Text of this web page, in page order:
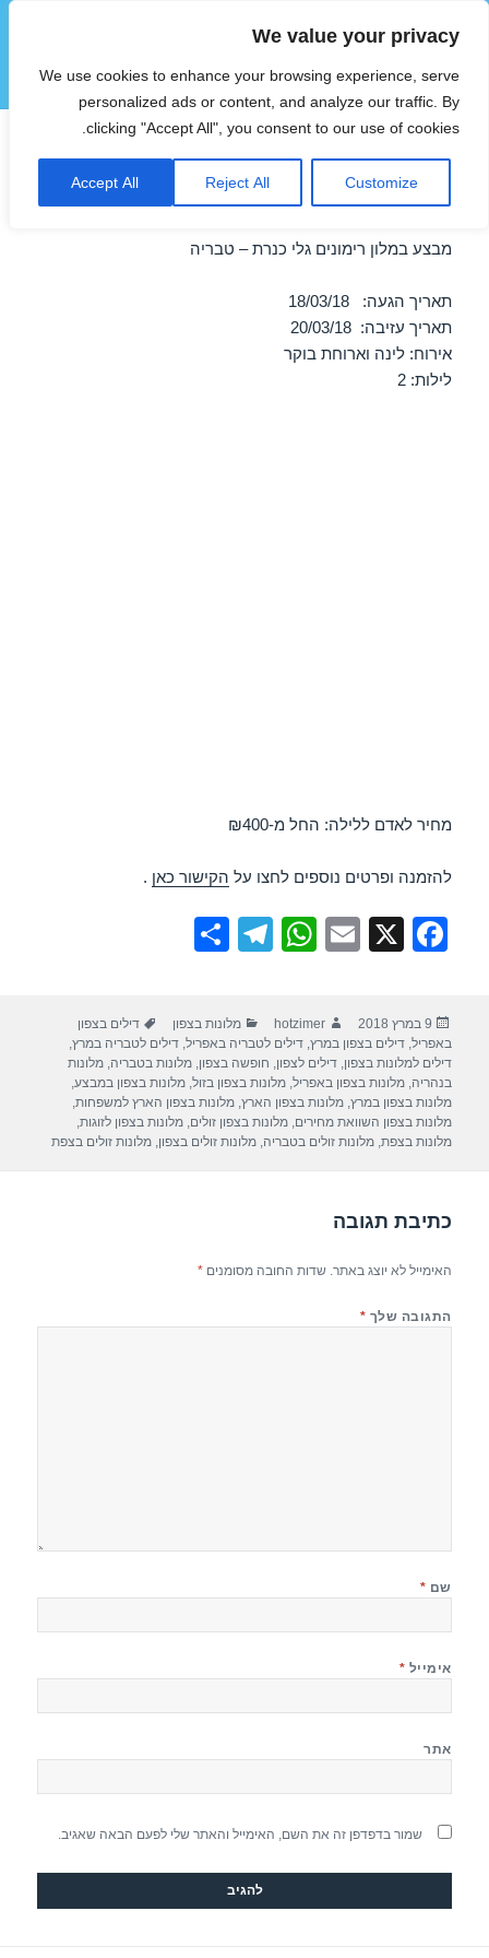
We value your privacy
We use cookies to enhance your browsing experience, serve
personalized ads or content, and analyze our traffic. By
clicking "Accept All", you consent to our use of cookies.
Customize
Reject All
Accept All
הוטצימר
תפריטים
ווידג'טים
חופשה במלון רימונים גלי כנרת –
טבריה 18/03/2018
מבצע במלון רימונים גלי כנרת – טבריה
תאריך הגעה: 18/03/18
תאריך עזיבה: 20/03/18
אירוח: לינה וארוחת בוקר
לילות: 2
מחיר לאדם ללילה: החל מ-₪400
להזמנה ופרטים נוספים לחצו על הקישור כאן .
F
e
b
o
o
X
E
W
s
A
p
p
T
gr
a
m
e
פורסם
בתאריך
9 במרץ 2018 מחבר
hotzimer קטגוריות
מלונות בצפון תגיות
דילים בצפון
באפריל,דילים בצפון במרץ,דילים לטבריה באפריל,דילים לטבריה במרץ,
דילים למלונות בצפון,דילים לצפון, חופשה בצפון,מלונות בטבריה,מלונות
בנהריה,מלונות בצפון באפריל,מלונות בצפון בזול,מלונות בצפון במבצע,
מלונות בצפון במרץ,מלונות בצפון הארץ,מלונות בצפון הארץ למשפחות,
מלונות בצפון השוואת מחירים,מלונות בצפון זולים,מלונות בצפון לזוגות,
מלונות בצפת,מלונות זולים בטבריה,מלונות זולים בצפון,מלונות זולים בצפת
כתיבת תגובה
האימייל לא יוצג באתר. שדות החובה מסומנים*
התגובה שלך *
שם *
אימייל *
אתר
שמור בדפדפן זה את השם, האימייל והאתר שלי לפעם הבאה שאגיב.